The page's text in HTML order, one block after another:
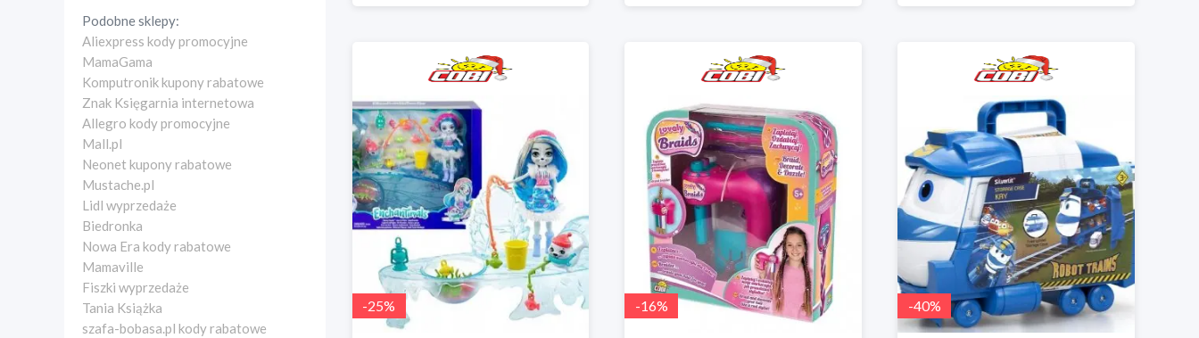
Podobne sklepy:
Aliexpress kody promocyjne
MamaGama
Komputronik kupony rabatowe
Znak Księgarnia internetowa
Allegro kody promocyjne
Mall.pl
Neonet kupony rabatowe
Mustache.pl
Lidl wyprzedaże
Biedronka
Nowa Era kody rabatowe
Mamaville
Fiszki wyprzedaże
Tania Książka
szafa-bobasa.pl kody rabatowe
-25% -16% -40%